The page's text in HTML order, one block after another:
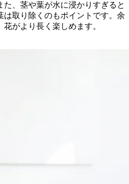
た、茎や葉が水に浸かりすぎると
は取り除くのもポイントです。余
がより長く楽しめます。